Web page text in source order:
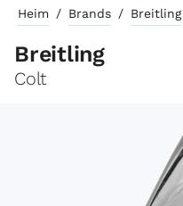
Heim / Brands / Breitling
Breitling
Colt